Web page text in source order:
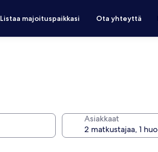
Listaa majoituspaikkasi Ota yhteyttä
Asiakkaat